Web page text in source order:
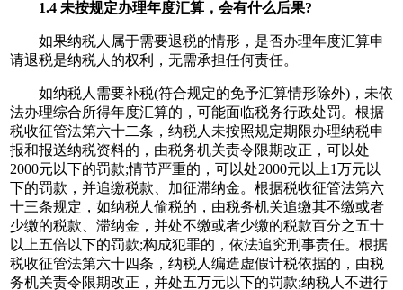
1.4 未按规定办理年度汇算，会有什么后果?
如果纳税人属于需要退税的情形，是否办理年度汇算申
请退税是纳税人的权利，无需承担任何责任。
如纳税人需要补税(符合规定的免予汇算情形除外)，未依
法办理综合所得年度汇算的，可能面临税务行政处罚。根据
税收征管法第六十二条，纳税人未按照规定期限办理纳税申
报和报送纳税资料的，由税务机关责令限期改正，可以处
2000元以下的罚款;情节严重的，可以处2000元以上1万元以
下的罚款，并追缴税款、加征滞纳金。根据税收征管法第六
十三条规定，如纳税人偷税的，由税务机关追缴其不缴或者
少缴的税款、滞纳金，并处不缴或者少缴的税款百分之五十
以上五倍以下的罚款;构成犯罪的，依法追究刑事责任。根据
税收征管法第六十四条，纳税人编造虚假计税依据的，由税
务机关责令限期改正，并处五万元以下的罚款;纳税人不进行